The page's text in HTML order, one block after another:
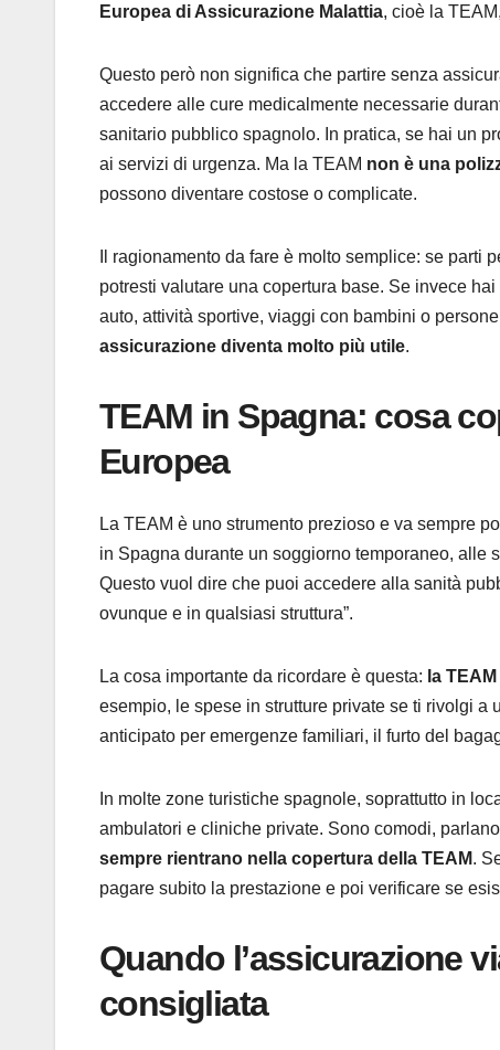
Europea di Assicurazione Malattia, cioè la
Questo però non significa che partire senza
accedere alle cure medicalmente necessarie
sanitario pubblico spagnolo. In pratica, se hai un
ai servizi di urgenza. Ma la TEAM non è una
possono diventare costose o complicate.
Il ragionamento da fare è molto semplice: se
potresti valutare una copertura base. Se invece
auto, attività sportive, viaggi con bambini o
assicurazione diventa molto più utile.
TEAM in Spagna: cosa
Europea
La TEAM è uno strumento prezioso e va sempre
in Spagna durante un soggiorno temporaneo, alle
Questo vuol dire che puoi accedere alla sanità
ovunque e in qualsiasi struttura”.
La cosa importante da ricordare è questa: la
esempio, le spese in strutture private se ti rivolgi
anticipato per emergenze familiari, il furto del
In molte zone turistiche spagnole, soprattutto in
ambulatori e cliniche private. Sono comodi,
sempre rientrano nella copertura della TEAM.
pagare subito la prestazione e poi verificare se
Quando l’assicurazione
consigliata